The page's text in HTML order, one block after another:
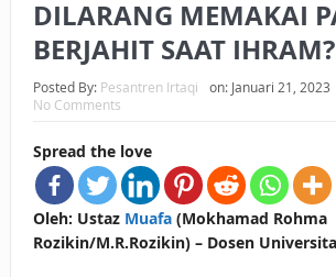
HUKUM MEMBAYAR ZAKAT DENGAN
HUKUM MEMBAYAR ZAKAT KEPADA
DILARANG MEMAKAI
BERJAHIT SAAT IHRAM?
Posted By: Pesantren Irtaqi on: Januari 21, 2023
No Comments
Spread the love
Oleh: Ustaz Muafa(Mokhamad Rohma
Rozikin/M.R.Rozikin) – Dosen